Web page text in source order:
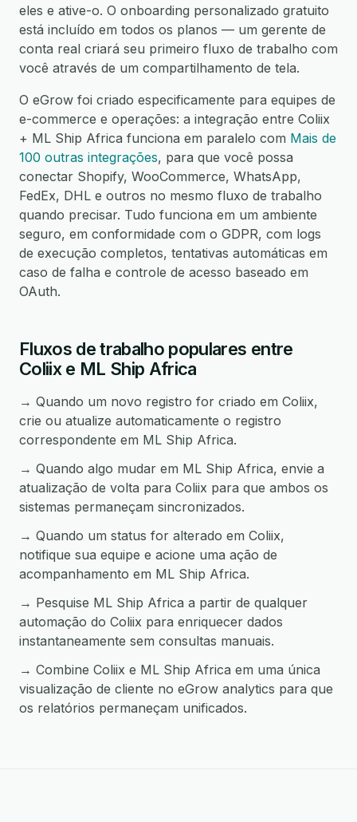
eles e ative-o. O onboarding personalizado gratuito
está incluído em todos os planos — um gerente de
conta real criará seu primeiro fluxo de trabalho com
você através de um compartilhamento de tela.
O eGrow foi criado especificamente para equipes de
e-commerce e operações: a integração entre Coliix
+ ML Ship Africa funciona em paralelo com Mais de
100 outras integrações, para que você possa
conectar Shopify, WooCommerce, WhatsApp,
FedEx, DHL e outros no mesmo fluxo de trabalho
quando precisar. Tudo funciona em um ambiente
seguro, em conformidade com o GDPR, com logs
de execução completos, tentativas automáticas em
caso de falha e controle de acesso baseado em
OAuth.
Fluxos de trabalho populares entre
Coliix e ML Ship Africa
→ Quando um novo registro for criado em Coliix,
crie ou atualize automaticamente o registro
correspondente em ML Ship Africa.
→ Quando algo mudar em ML Ship Africa, envie a
atualização de volta para Coliix para que ambos os
sistemas permaneçam sincronizados.
→ Quando um status for alterado em Coliix,
notifique sua equipe e acione uma ação de
acompanhamento em ML Ship Africa.
→ Pesquise ML Ship Africa a partir de qualquer
automação do Coliix para enriquecer dados
instantaneamente sem consultas manuais.
→ Combine Coliix e ML Ship Africa em uma única
visualização de cliente no eGrow analytics para que
os relatórios permaneçam unificados.